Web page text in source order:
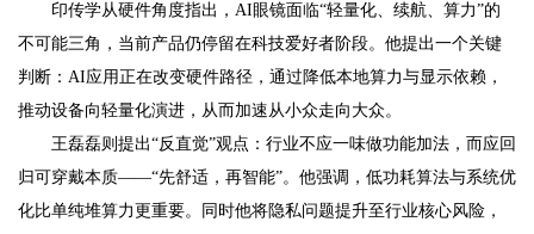
印传学从硬件角度指出，AI眼镜面临“轻量化、续航、算力”的
不可能三角，当前产品仍停留在科技爱好者阶段。他提出一个关键
判断：AI应用正在改变硬件路径，通过降低本地算力与显示依赖，
推动设备向轻量化演进，从而加速从小众走向大众。
王磊磊则提出“反直觉”观点：行业不应一味做功能加法，而应回
归可穿戴本质——“先舒适，再智能”。他强调，低功耗算法与系统优
化比单纯堆算力更重要。同时他将隐私问题提升至行业核心风险，